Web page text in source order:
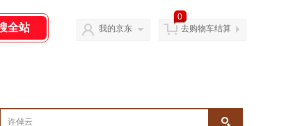
我的京东
0
去购物车结算